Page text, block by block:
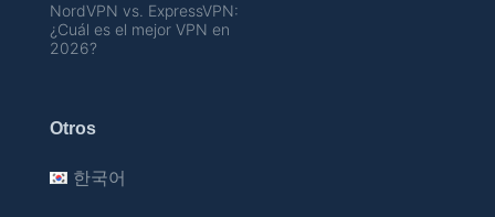
NordVPN vs. ExpressVPN:
¿Cuál es el mejor VPN en
2026?
Otros
한국어